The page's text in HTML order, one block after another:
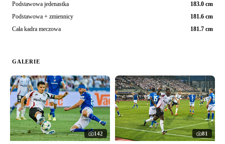
Podstawowa jedenastka
183.0 cm
Podstawowa + zmiennicy
181.6 cm
Cała kadra meczowa
181.7 cm
GALERIE
142 81